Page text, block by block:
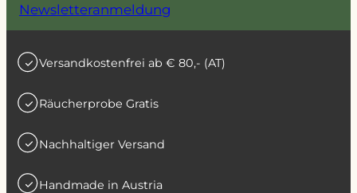
Newsletteranmeldung
Versandkostenfrei ab € 80,- (AT)
Räucherprobe Gratis
Nachhaltiger Versand
Handmade in Austria